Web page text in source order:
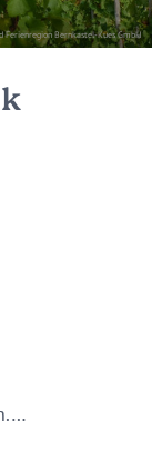
Ferienregion Bernkastel-Kues GmbH